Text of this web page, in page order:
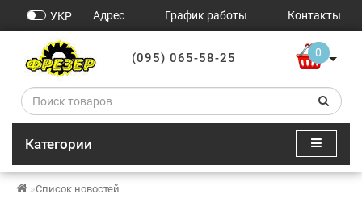
УКР Адрес График работы Контакты
Категории
(095) 065-58-25 0
Список новостей